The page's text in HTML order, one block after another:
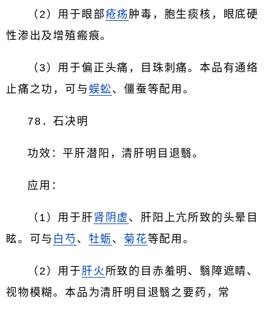
（2）用于眼部疮疡肿毒，胞生痰核，眼底硬
性渗出及增殖瘢痕。
（3）用于偏正头痛，目珠刺痛。本品有通络
止痛之功，可与 蜈蚣、僵蚕等配用。
78．石决明
功效：平肝潜阳，清肝明目退翳。
应用：
（1）用于肝 肾阴虚 、肝阳上亢所致的头晕目
眩。可与 白芍 、 牡蛎、 菊花等配用。
（2）用于 肝火 所致的目赤羞明、翳障遮睛、
视物模糊。本品为清肝明目退翳之要药，常